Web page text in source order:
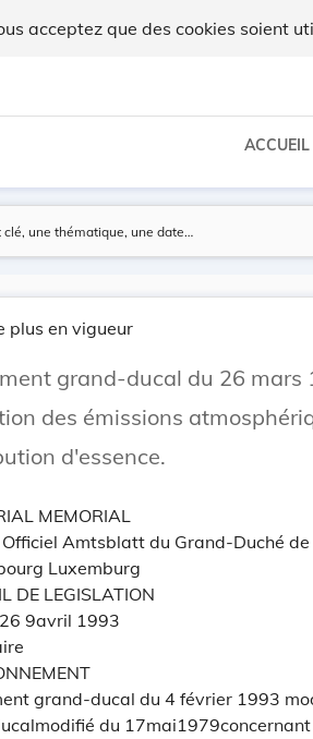
acceptez que des cookies soient
ACCUEIL
plus en vigueur
grand-ducal du 26 mars
des émissions
d'essence.
MEMORIAL
Officiel Amtsblatt du Grand-Duché
Luxemburg
DE LEGISLATION
9avril 1993
grand-ducal du 4 février 1993
du